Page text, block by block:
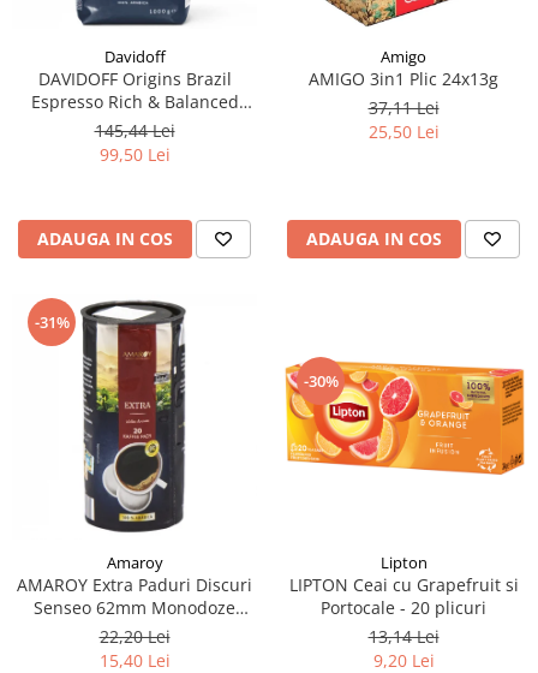
Davidoff
DAVIDOFF Origins Brazil
Espresso Rich & Balanced
Cafea Boabe 1Kg
145,44 Lei
99,50 Lei
ADAUGA IN COS
Amigo
AMIGO 3in1 Plic 24x13g
37,11 Lei
25,50 Lei
ADAUGA IN COS
-31%
Amaroy
AMAROY Extra Paduri Discuri
Senseo 62mm Monodoze
20buc 140g
22,20 Lei
15,40 Lei
-30%
Lipton
LIPTON Ceai cu Grapefruit si
Portocale - 20 plicuri
13,14 Lei
9,20 Lei